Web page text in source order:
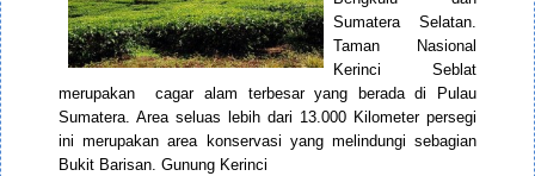
Sumatera Selatan.
Taman Nasional
Kerinci Seblat
merupakan cagar alam terbesar yang berada di Pulau
Sumatera. Area seluas lebih dari 13.000 Kilometer persegi
ini merupakan area konservasi yang melindungi sebagian
Bukit Barisan. Gunung Kerinci